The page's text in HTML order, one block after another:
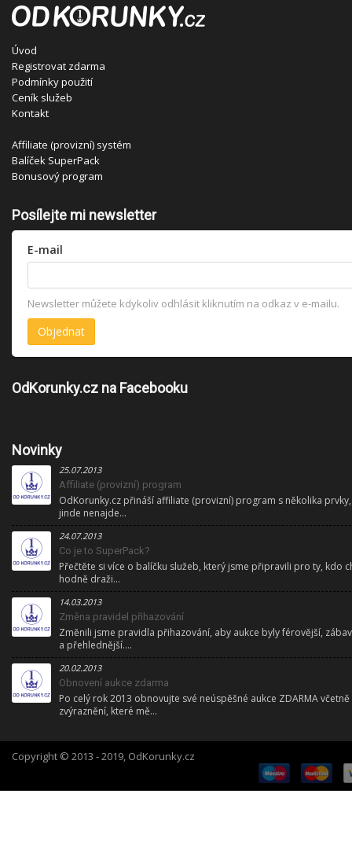
Úvod
Registrovat zdarma
Podmínky použití
Ceník služeb
Kontakt
Affiliate (provizní) systém
Balíček SuperPack
Bonusový program
Posílejte mi newsletter
E-mail
Newsletter můžete kdykoliv odhlásit kliknutím na odkaz v e-mailu.
OdKorunky.cz na Facebooku
Novinky
25.07.2013
Affiliate (provizní) program
OdKorunky.cz přináší affiliate (provizní) program s několika
jinde nenajde...
24.07.2013
Co je to SuperPack?
Přečtěte si více o balíčku služeb, který jsme připravili pro ty, kdo
hodně draži...
14.03.2013
Změna pravidel přihazování
Změnili jsme pravidla přihazování, aby aukce byly férovější,
a přehlednější....
20.02.2013
Obnovení aukce zdarma
Po celý rok 2013 obnovujte své neúspěšné aukce ZDARMA včetně
zvýraznění, které mě...
Copyright © 2013 - 2019, OdKorunky.cz